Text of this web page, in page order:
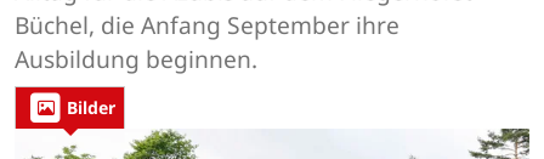
Büchel, die Anfang September ihre
Ausbildung beginnen.
Bilder